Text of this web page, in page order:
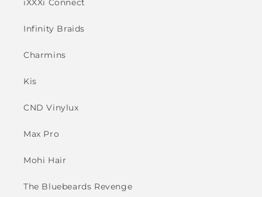
iXXXi Connect
Infinity Braids
Charmins
Kis
CND Vinylux
Max Pro
Mohi Hair
The Bluebeards Revenge